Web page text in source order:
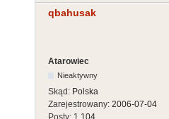
qbahusak
Atarowiec
Nieaktywny
Skąd: Polska
Zarejestrowany: 2006-07-04
Posty: 1,104